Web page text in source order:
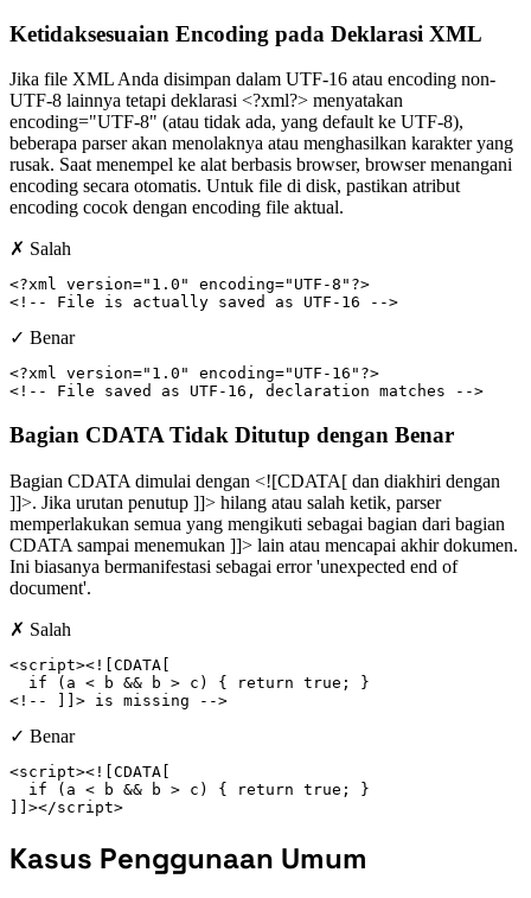
Ketidaksesuaian Encoding pada Deklarasi XML
Jika file XML Anda disimpan dalam UTF-16 atau encoding non-
UTF-8 lainnya tetapi deklarasi <?xml?> menyatakan
encoding="UTF-8" (atau tidak ada, yang default ke UTF-8),
beberapa parser akan menolaknya atau menghasilkan karakter yang
rusak. Saat menempel ke alat berbasis browser, browser menangani
encoding secara otomatis. Untuk file di disk, pastikan atribut
encoding cocok dengan encoding file aktual.
✗ Salah
<?xml version="1.0" encoding="UTF-8"?>
<!-- File is actually saved as UTF-16 -->
✓ Benar
<?xml version="1.0" encoding="UTF-16"?>
<!-- File saved as UTF-16, declaration matches -->
Bagian CDATA Tidak Ditutup dengan Benar
Bagian CDATA dimulai dengan <![CDATA[ dan diakhiri dengan
]]>. Jika urutan penutup ]]> hilang atau salah ketik, parser
memperlakukan semua yang mengikuti sebagai bagian dari bagian
CDATA sampai menemukan ]]> lain atau mencapai akhir dokumen.
Ini biasanya bermanifestasi sebagai error 'unexpected end of
document'.
✗ Salah
<script><![CDATA[
  if (a < b && b > c) { return true; }
<!-- ]]> is missing -->
✓ Benar
<script><![CDATA[
  if (a < b && b > c) { return true; }
]]></script>
Kasus Penggunaan Umum